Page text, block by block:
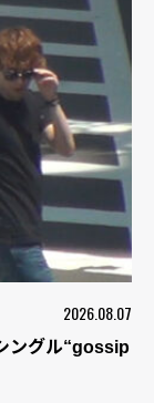
2026.08.07
ングル“gossip